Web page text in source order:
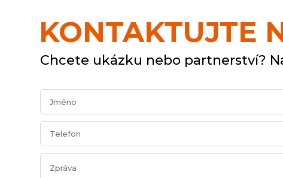
KONTAKTUJTE
Chcete ukázku nebo partnerství?